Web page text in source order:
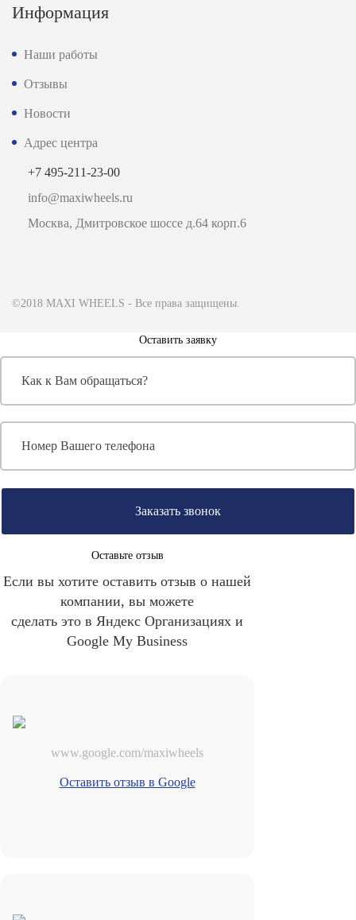
Информация
Наши работы
Отзывы
Новости
Адрес центра
+7 495-211-23-00
info@maxiwheels.ru
Москва, Дмитровское шоссе д.64 корп.6
©2018 MAXI WHEELS - Все права защищены.
Оставить заявку
Заказать звонок
Оставьте отзыв
Если вы хотите оставить отзыв о нашей
компании, вы можете
сделать это в Яндекс Организациях и
Google My Business
www.google.com/maxiwheels
Оставить отзыв в Google